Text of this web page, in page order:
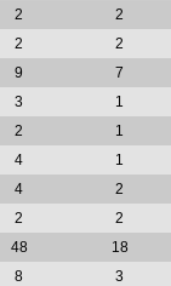
2
2
2
2
9
7
3
1
2
1
4
1
4
2
2
2
48
18
8
3